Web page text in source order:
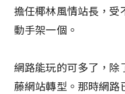
擔任椰林風情站長，受
動手架一個。
網路能玩的可多了，
藤網站轉型。那時網